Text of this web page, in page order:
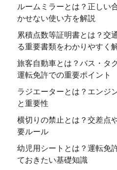
ルームミラーとは？正しい
かせない使い方を解説
累積点数等証明書とは？交
る重要書類をわかりやすく
旅客自動車とは？バス・タ
運転免許での重要ポイント
ラジエーターとは？エンジ
と重要性
横切りの禁止とは？交差点
要ルール
幼児用シートとは？運転免
ておきたい基礎知識